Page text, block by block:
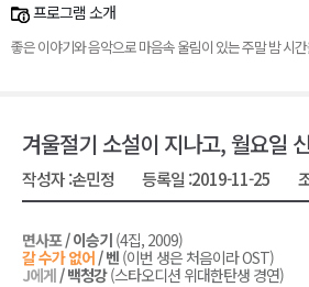
프로그램 소개
좋은 이야기와 음악으로 마음속 울림이 있는 주말 밤 시
겨울절기 소설이 지나고, 월요일
작성자 :손민정 등록일 :2019-11-25
면사포/ 이승기 (4집, 2009)
갈 수가 없어 / 벤 (이번 생은 처음이라 OST)
J에게 / 백청강(스타오디션 위대한탄생 경연)